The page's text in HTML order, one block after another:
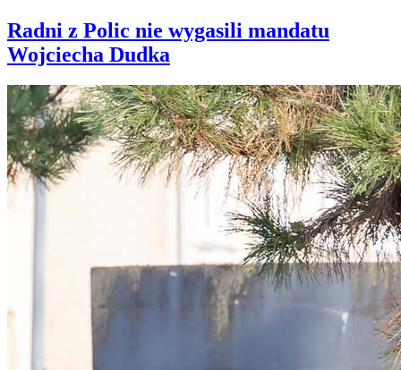
Radni z Polic nie wygasili mandatu
Wojciecha Dudka